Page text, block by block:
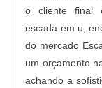
o cliente final
escada em u,
do mercado
um orçamento
achando a